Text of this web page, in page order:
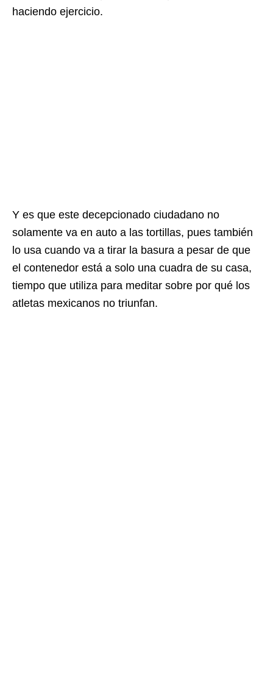
haciendo ejercicio.
Y es que este decepcionado ciudadano no
solamente va en auto a las tortillas, pues también
lo usa cuando va a tirar la basura a pesar de que
el contenedor está a solo una cuadra de su casa,
tiempo que utiliza para meditar sobre por qué los
atletas mexicanos no triunfan.